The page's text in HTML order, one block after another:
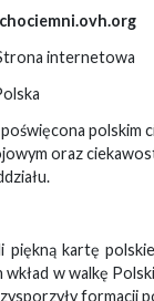
internetowa
polskim
oraz
piękną kartę
w walkę
formacji